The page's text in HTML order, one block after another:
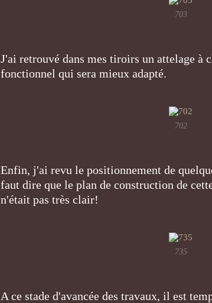
703
J'ai retrouvé dans mes tiroirs un attelage à
fonctionnel qui sera mieux adapté.
702
Enfin, j'ai revu le positionnement de
faut dire que le plan de construction de
n'était pas très clair!
735
A ce stade d'avancée des travaux, il est